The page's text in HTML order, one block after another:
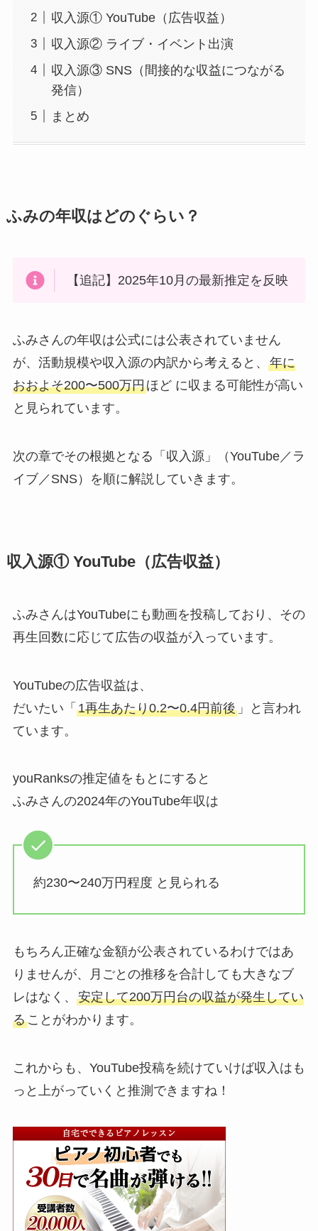
収入源① YouTube（広告収益）
収入源② ライブ・イベント出演
収入源③ SNS（間接的な収益につながる
発信）
まとめ
ふみの年収はどのぐらい？
【追記】2025年10月の最新推定を反映
ふみさんの年収は公式には公表されていません
が、活動規模や収入源の内訳から考えると、 年に
おおよそ200〜500万円ほど に収まる可能性が高い
と見られています。
次の章でその根拠となる「収入源」（YouTube／ラ
イブ／SNS）を順に解説していきます。
収入源① YouTube（広告収益）
ふみさんはYouTubeにも動画を投稿しており、その
再生回数に応じて広告の収益が入っています。
YouTubeの広告収益は、
だいたい「 1再生あたり0.2〜0.4円前後」と言われ
ています。
youRanksの推定値をもとにすると
ふみさんの2024年のYouTube年収は
約230〜240万円程度 と見られる
もちろん正確な金額が公表されているわけではあ
りませんが、月ごとの推移を合計しても大きなブ
レはなく、 安定して200万円台の収益が発生してい
ることがわかります。
これからも、YouTube投稿を続けていけば収入はも
っと上がっていくと推測できますね！